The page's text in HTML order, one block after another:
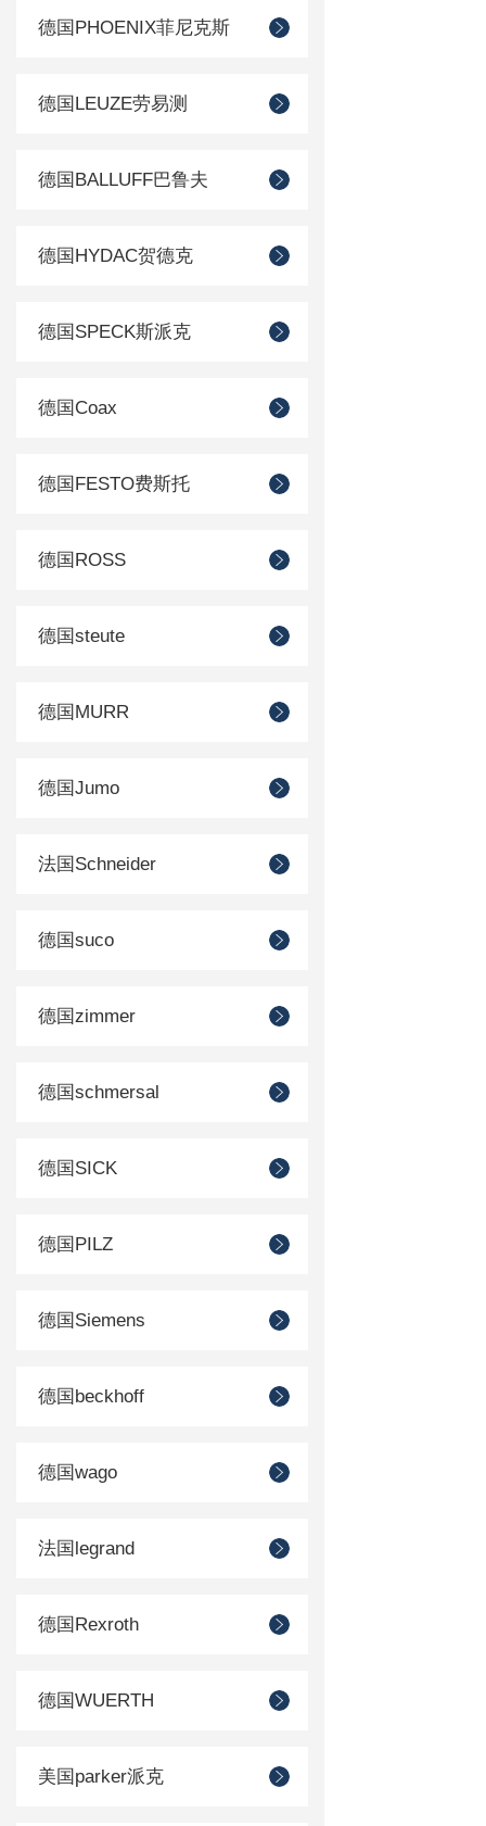
德国PHOENIX菲尼克斯
德国LEUZE劳易测
德国BALLUFF巴鲁夫
德国HYDAC贺德克
德国SPECK斯派克
德国Coax
德国FESTO费斯托
德国ROSS
德国steute
德国MURR
德国Jumo
法国Schneider
德国suco
德国zimmer
德国schmersal
德国SICK
德国PILZ
德国Siemens
德国beckhoff
德国wago
法国legrand
德国Rexroth
德国WUERTH
美国parker派克